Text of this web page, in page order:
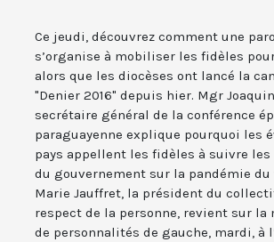
Ce jeudi, découvrez comment une
s’organise à mobiliser les fidèles
alors que les diocèses ont lancé la
"Denier 2016" depuis hier. Mgr
secrétaire général de la conférence
paraguayenne explique pourquoi les
pays appellent les fidèles à suivre
du gouvernement sur la pandémie
Marie Jauffret, la président du
respect de la personne, revient sur
de personnalités de gauche, mardi, à